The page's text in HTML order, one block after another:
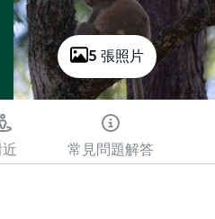
5 張照片
近 常見問題解答